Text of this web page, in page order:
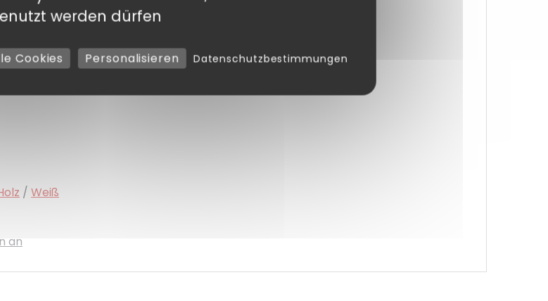
/ Weiß
an
werden dürfen
Cookies Personalisieren Datenschutzbestimmungen